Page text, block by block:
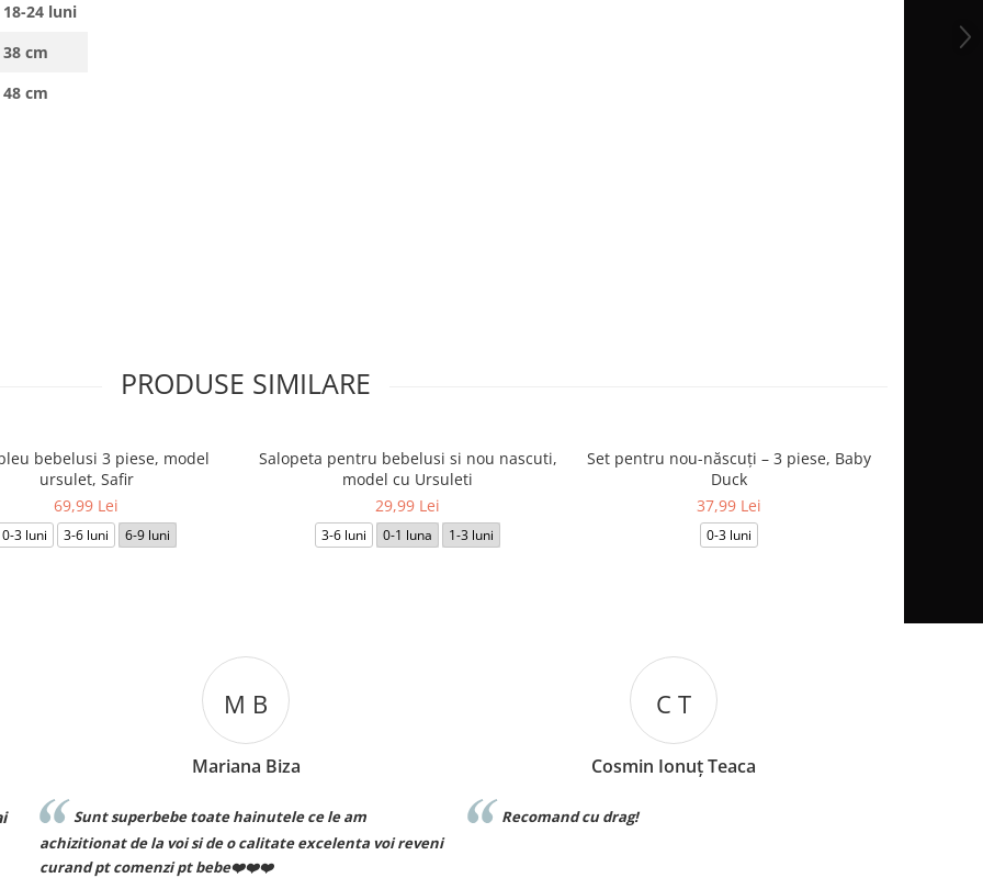
18-24 luni
38 cm
48 cm
PRODUSE SIMILARE
bebelusi 3 piese, model
ursulet, Safir
69,99 Lei
0-3 luni 3-6 luni 6-9 luni
Salopeta pentru bebelusi si nou nascuti,
model cu Ursuleti
29,99 Lei
3-6 luni 0-1 luna 1-3 luni
Set pentru nou-născuți – 3 piese, Baby
Duck
37,99 Lei
0-3 luni
M B
Mariana Biza
Sunt superbebe toate hainutele ce le am
achizitionat de la voi si de o calitate excelenta voi reveni
curand pt comenzi pt bebe❤️❤️❤️
C T
Cosmin Ionuț Teaca
Recomand cu drag!